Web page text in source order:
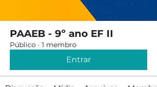
PAAEB - 9º ano EF II
Público · 1 membro
Entrar